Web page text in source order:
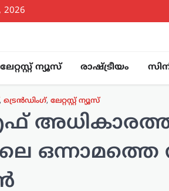
ലേറ്റസ്റ്റ് ന്യൂസ് രാഷ്ട്രീയം
, ട്രെൻഡിംഗ്, ലേറ്റസ്റ്റ് ന്യൂസ്
ഒന്നാമത്തെ